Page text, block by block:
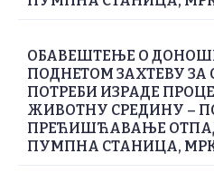
ОБАВЕШТЕЊЕ О
ПОДНЕТОМ ЗАХТЕВУ
ПОТРЕБИ ИЗРАДЕ
ЖИВОТНУ СРЕДИНУ –
ПРЕЋИШЋАВАЊЕ
ПУМПНА СТАНИЦА,